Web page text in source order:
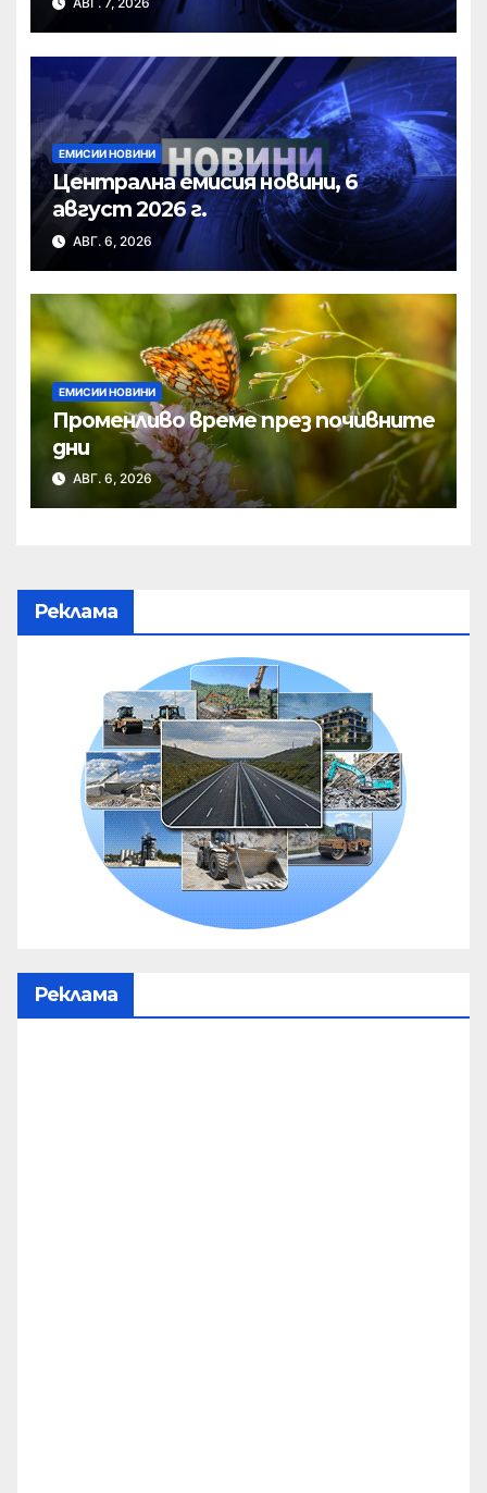
ЕМИСИИ НОВИНИ
Централна емисия новини, 6
август 2026 г.
АВГ. 6, 2026
ЕМИСИИ НОВИНИ
Променливо време през почивните
дни
АВГ. 6, 2026
Реклама
Реклама